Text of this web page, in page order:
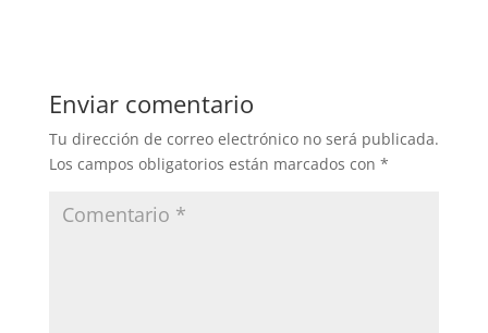
Enviar comentario
Tu dirección de correo electrónico no será publicada.
Los campos obligatorios están marcados con *